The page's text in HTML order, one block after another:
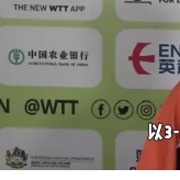
00:00